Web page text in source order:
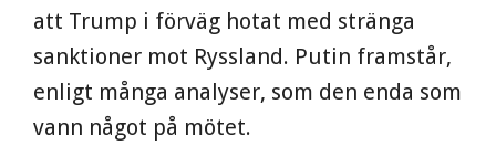
att Trump i förväg hotat med stränga
sanktioner mot Ryssland. Putin framstår,
enligt många analyser, som den enda som
vann något på mötet.